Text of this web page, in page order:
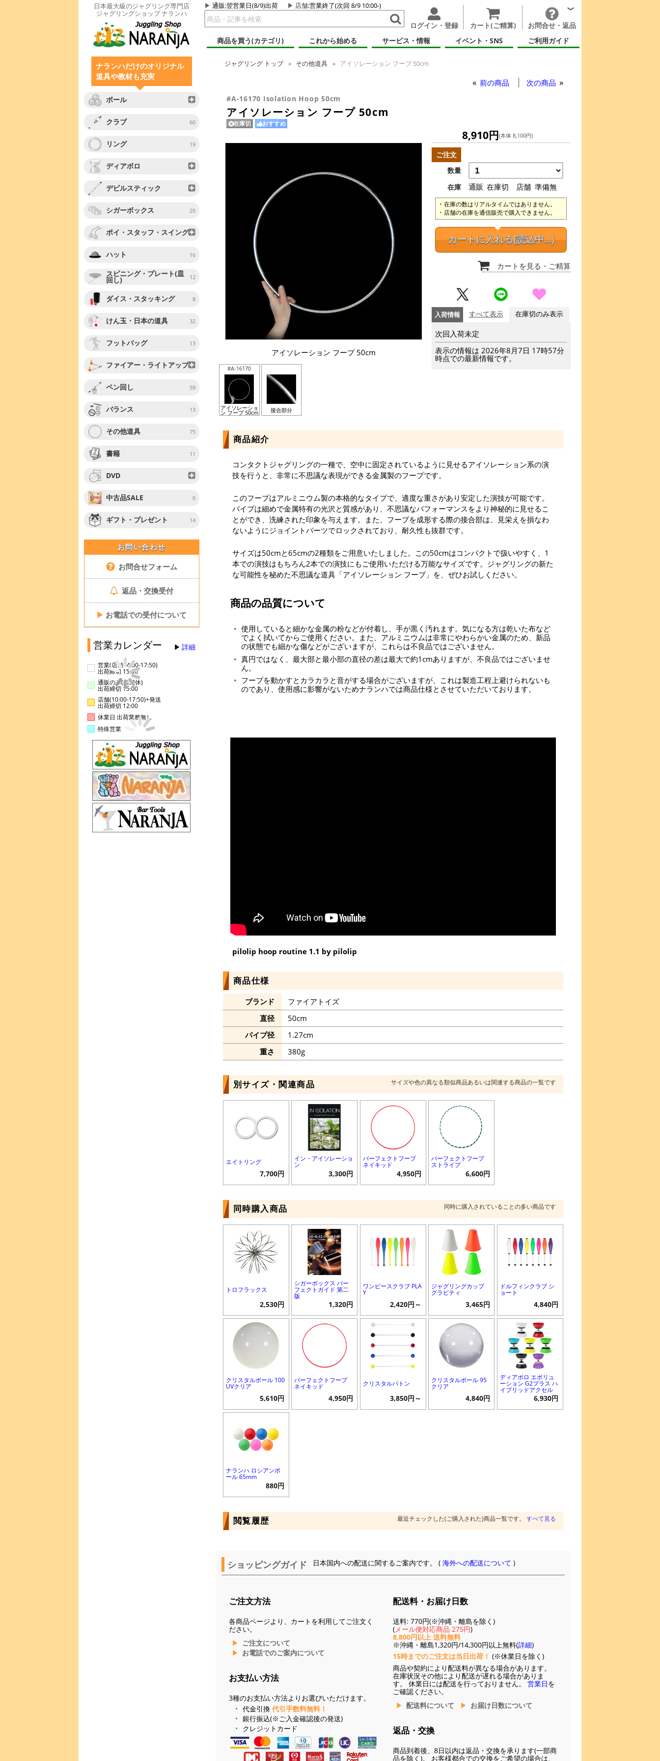
日本最大級のジャグリング専門店
ジャグリングショップ ナランハ
通販:翌営業日(8/9)出荷 店舗:営業終了(次回 8/9 10:00-)
ログイン・登録 カート(ご精算)
お問合せ・返品
商品を買う(カテゴリ)
これから始める サービス・情報 イベント・SNS ご利用ガイド
ナランハだけのオリジナル
道具や教材も充実
ボール
クラブ 60
リング 19
ディアボロ
デビルスティック
シガーボックス 20
ポイ・スタッフ・スイング
ハット 16
スピニング・プレート(皿
回し) 12
ダイス・スタッキング 8
けん玉・日本の道具 32
フットバッグ 13
ファイアー・ライトアップ
ペン回し 59
バランス 13
その他道具 75
書籍 11
DVD
中古品SALE 0
ギフト・プレゼント 14
お問い合わせ
お問合せフォーム
返品・交換受付
▶ お電話での受付について
営業カレンダー 詳細
営業(店舗14:00-17:50)
出荷締切 15:00
通販のみ(店舗休)
出荷締切 15:00
店舗(10:00-17:50)+発送
出荷締切 12:00
休業日 出荷業務無し
特殊営業
ジャグリング トップ その他道具 アイソレーション フープ 50cm
前の商品 次の商品
#A-16170 Isolation Hoop 50cm
アイソレーション フープ 50cm
在庫切 おすすめ
アイソレーション フープ 50cm
#A-16170
アイソレーショ
ン フープ 50cm 接合部分
8,910円(本体 8,100円)
ご注文
数量
在庫
通販 在庫切 店舗 準備無
在庫の数はリアルタイムではありません。
店舗の在庫を通信販売で購入できません。
カートに入れる(読込中...)
カートを見る ・ご精算
入荷情報 すべて表示 在庫切のみ表示
次回入荷未定
表示の情報は 2026年8月7日 17時57分
時点での最新情報です。
商品紹介
コンタクトジャグリングの一種で、空中に固定されているように見せるアイソレーション系の演
技を行うと、非常に不思議な表現ができる金属製のフープです。
このフープはアルミニウム製の本格的なタイプで、適度な重さがあり安定した演技が可能です。
パイプは細めで金属特有の光沢と質感があり、不思議なパフォーマンスをより神秘的に見せるこ
とができ、洗練された印象を与えます。また、フープを成形する際の接合部は、見栄えを損なわ
ないようにジョイントパーツでロックされており、耐久性も抜群です。
サイズは50cmと65cmの2種類をご用意いたしました。この50cmはコンパクトで扱いやすく、1
本での演技はもちろん2本での演技にもご使用いただける万能なサイズです。ジャグリングの新た
な可能性を秘めた不思議な道具「アイソレーション フープ」を、ぜひお試しください。
商品の品質について
使用していると細かな金属の粉などが付着し、手が黒く汚れます。気になる方は乾いた布など
でよく拭いてからご使用ください。また、アルミニウムは非常にやわらかい金属のため、新品
の状態でも細かな傷などがございますが、これらは不良品ではございません。
真円ではなく、最大部と最小部の直径の差は最大で約1cmありますが、不良品ではございませ
ん。
フープを動かすとカラカラと音がする場合がございますが、これは製造工程上避けられないも
のであり、使用感に影響がないためナランハでは商品仕様とさせていただいております。
pilolip hoop routine 1.1 by pilolip
商品仕様
ブランド
ファイアトイズ
直径
50cm
パイプ径
1.27cm
重さ
380g
別サイズ・関連商品 サイズや色の異なる類似商品あるいは関連する商品の一覧です
エイトリング
7,700円
イン・アイソレーショ
ン
3,300円
パーフェクトフープ
ネイキッド
4,950円
パーフェクトフープ
ストライプ
6,600円
同時購入商品 同時に購入されていることの多い商品です
トロフラックス
2,530円
シガーボックス パー
フェクトガイド 第二
版
1,320円
ワンピースクラブ PLA
Y
2,420円～
ジャグリングカップ
グラビティ
3,465円
ドルフィンクラブ シ
ョート
4,840円
クリスタルボール 100
UVクリア
5,610円
パーフェクトフープ
ネイキッド
4,950円
クリスタルバトン
3,850円～
クリスタルボール 95
クリア
4,840円
ディアボロ エボリュ
ーション G2プラス ハ
イブリッドアクセル
6,930円
ナランハ ロシアンボ
ール 65mm
880円
閲覧履歴 最近チェックした(ご購入された)商品一覧です。 すべて見る
ショッピングガイド 日本国内への配送に関するご案内です。 (海外への配送について )
ご注文方法
各商品ページより、カートを利用してご注文く
ださい。
ご注文について
お電話でのご案内について
お支払い方法
3種のお支払い方法よりお選びいただけます。
代金引換 代引手数料無料！
銀行振込(※ご入金確認後の発送)
クレジットカード
配送料・お届け日数
送料: 770円(※沖縄・離島を除く)
(メール便対応商品 275円)
8,800円以上 送料無料
※沖縄・離島1,320円/14,300円以上無料(詳細)
15時までのご注文は当日出荷！ (※休業日を除く)
商品や契約により配送料が異なる場合があります。
在庫状況その他により配送が遅れる場合がありま
す。 休業日には配送を行っておりません。 営業日を
ご確認ください。
配送料について
お届け日数について
返品・交換
商品到着後、8日以内は返品・交換を承ります(一部商
品を除く)。 お客様都合での交換をご希望の場合は、